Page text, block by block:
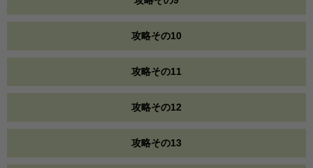
攻略その10
攻略その11
攻略その12
攻略その13